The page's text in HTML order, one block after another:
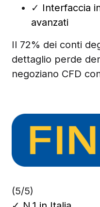
✓ Interfaccia
avanzati
Il 72% dei conti
dettaglio perde
negoziano CFD
(5/5)